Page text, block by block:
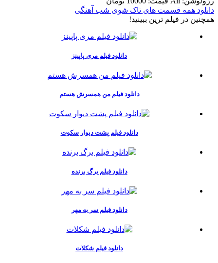
دانلود همه قسمت های تاک شوی شب آهنگی
همچنين در فيلم ترين ببينيد!
دانلود فیلم مری پاپینز
دانلود فیلم من همسرش هستم
دانلود فیلم پشت دیوار سکوت
دانلود فیلم برگ برنده
دانلود فیلم سر به مهر
دانلود فیلم شکلات